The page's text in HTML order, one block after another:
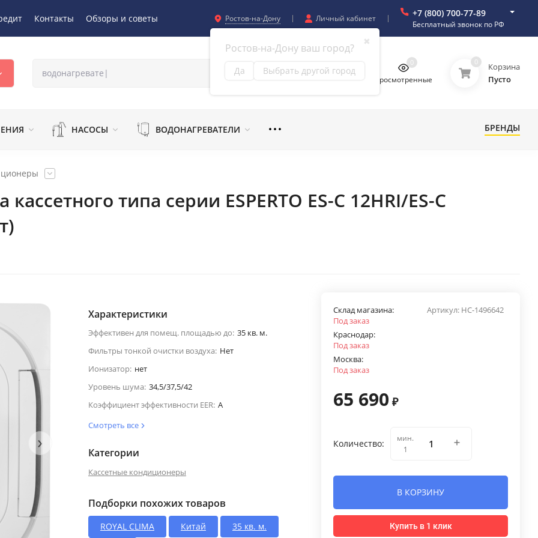
Контакты Обзоры и советы Ростов-на-Дону
✖
Ростов-на-Дону ваш город?
Да Выбрать другой город
Личный кабинет +7 (800) 700-77-89
Бесплатный звонок по РФ
Просмотренные
0 0
Корзина
Пусто
НАСОСЫ ВОДОНАГРЕВАТЕЛИ БРЕНДЫ
типа серии ESPERTO ES-C 12HRI/ES-C
›
Характеристики
Эффективен для помещ. площадью до: 35 кв. м.
Фильтры тонкой очистки воздуха: Нет
Ионизатор: нет
Уровень шума: 34,5/37,5/42
Коэффициент эффективности EER: A
Смотреть все
Категории
Кассетные кондиционеры
Подборки похожих товаров
ROYAL CLIMA Китай 35 кв. м.
Артикул: НС-1496642
Склад магазина:
Под заказ
Краснодар:
Под заказ
Москва:
Под заказ
65 690 ₽
Количество:
мин.
1
В КОРЗИНУ
Купить в 1 клик